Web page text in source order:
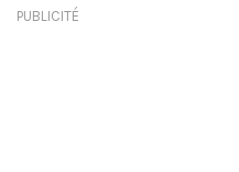
PUBLICITÉ